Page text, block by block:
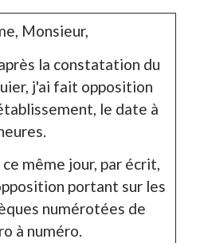
Monsieur,
la constatation du
j'ai fait opposition
le date à
.
même jour, par écrit,
portant sur les
numérotées de
à numéro.